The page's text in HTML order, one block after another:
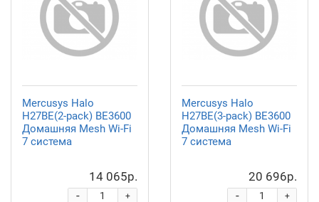
Mercusys Halo
H27BE(2-pack) BE3600
Домашняя Mesh Wi-Fi
7 система
14 065р.
+
-
Mercusys Halo
H27BE(3-pack) BE3600
Домашняя Mesh Wi-Fi
7 система
20 696р.
+
-